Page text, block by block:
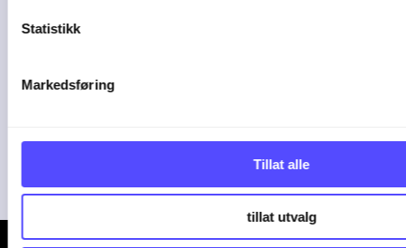
Statistikk
Markedsføring
Tillat alle
tillat utvalg
Stadig flere regnskapsbyråer tar i bruk